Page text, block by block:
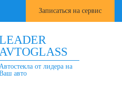
Записаться на сервис
AVTOGLASS
от лидера на
авто